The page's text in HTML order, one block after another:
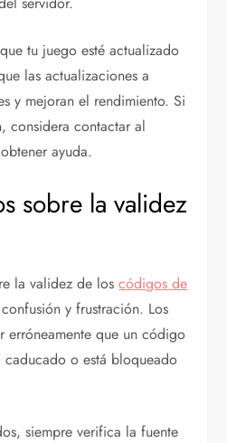
tu juego esté actualizado
las actualizaciones a
y mejoran el rendimiento. Si
considera contactar al
ayuda.
sobre la validez
la validez de loscódigos de
y frustración. Los
erróneamente que un código
o está bloqueado
siempre verifica la fuente